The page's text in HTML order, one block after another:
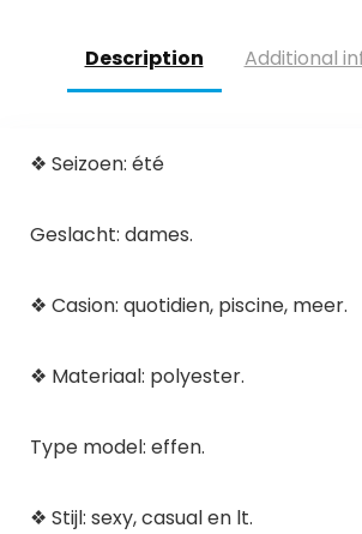
Description Additional
❖ Seizoen: été
Geslacht: dames.
❖ Casion: quotidien, piscine, meer.
❖ Materiaal: polyester.
Type model: effen.
❖ Stijl: sexy, casual en lt.